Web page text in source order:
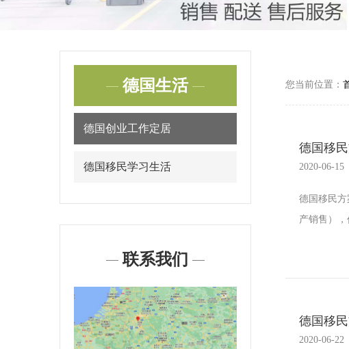
德国生活
德国创业工作定居
德国移民学习生活
联系我们
您当前位置：
德国移
2020-06-15
德国移民
产销售）
德国移
2020-06-22